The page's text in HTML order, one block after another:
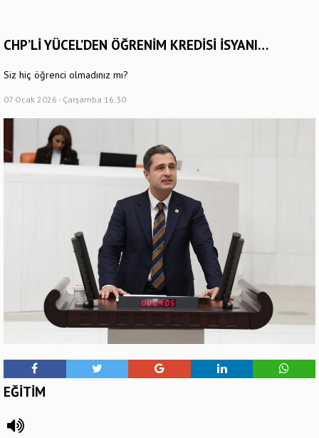
CHP’Lİ YÜCEL’DEN ÖĞRENİM KREDİSİ İSYANI…
Siz hiç öğrenci olmadınız mı?
07 Ocak 2026 - Çarşamba 16:30
EĞİTİM